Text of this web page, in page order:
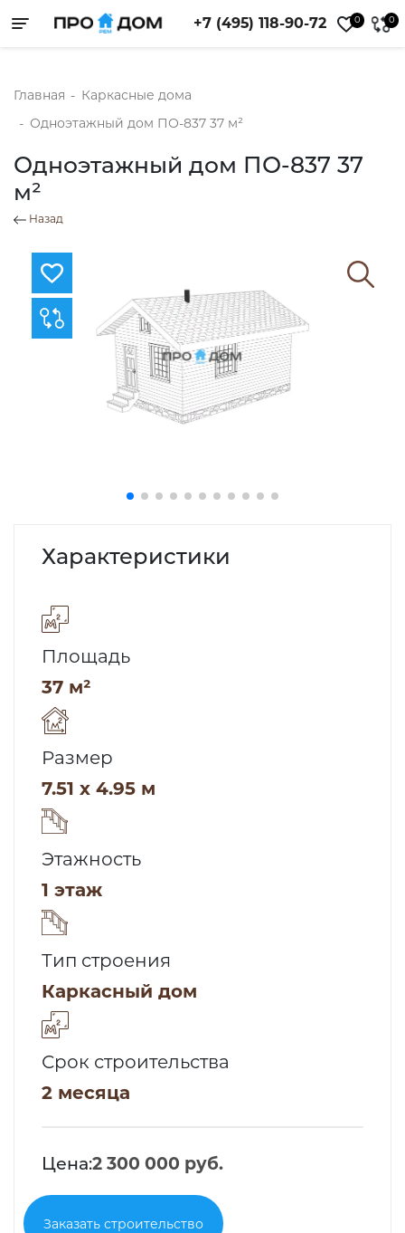
Toggle navigation +7 (495) 118-90-72 0 0
Главная - Каркасные дома
- Одноэтажный дом ПО-837 37 м²
Одноэтажный дом ПО-837 37
м²
Назад
Характеристики
Площадь
37 м²
Размер
7.51 x 4.95 м
Этажность
1 этаж
Тип строения
Каркасный дом
Срок строительства
2 месяца
Цена:2 300 000 руб.
Заказать строительство